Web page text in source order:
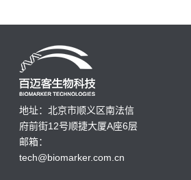
地址：北京市顺义区南法信
府前街12号顺捷大厦A座6层
邮箱：
tech@biomarker.com.cn